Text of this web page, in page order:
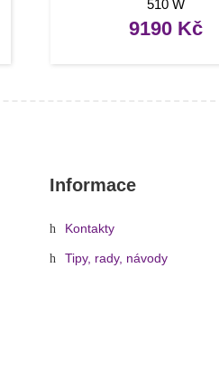
510 W
9190 Kč
Informace
Kontakty
Tipy, rady, návody